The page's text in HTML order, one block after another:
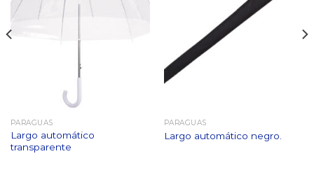
PARAGUAS
Largo automático
transparente
PARAGUAS
Largo automático negro.